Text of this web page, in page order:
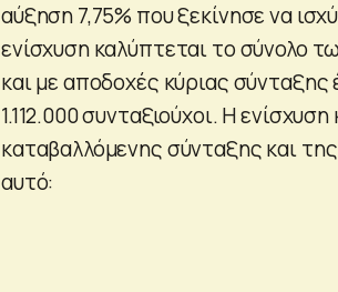
αύξηση 7,75% που ξεκίνησε να
ενίσχυση καλύπτεται το σύνολο
και με αποδοχές κύριας
1.112.000 συνταξιούχοι. Η
καταβαλλόμενης σύνταξης και
αυτό: